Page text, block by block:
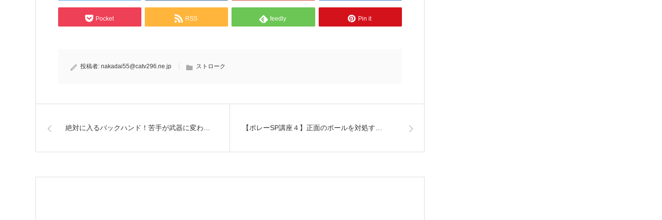
Pocket RSS feedly Pin it
投稿者: nakadai55@catv296.ne.jp ストローク
絶対に入るバックハンド！苦手が武器に変わ… 【ボレーSP講座４】正面のボールを対処す…